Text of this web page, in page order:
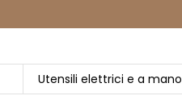
Utensili elettrici e a mano